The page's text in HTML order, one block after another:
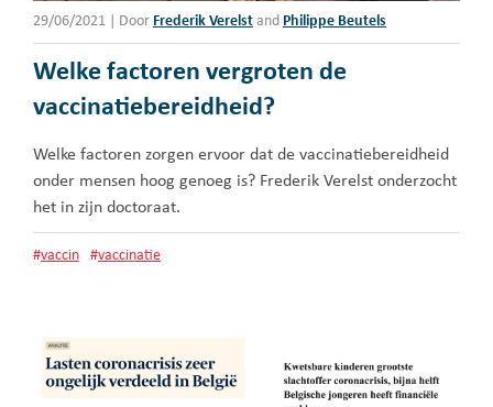
29/06/2021 Door Frederik Verelst and Philippe Beutels
Welke factoren vergroten de
vaccinatiebereidheid?
Welke factoren zorgen ervoor dat de vaccinatiebereidheid
onder mensen hoog genoeg is? Frederik Verelst onderzocht
het in zijn doctoraat.
#vaccin #vaccinatie